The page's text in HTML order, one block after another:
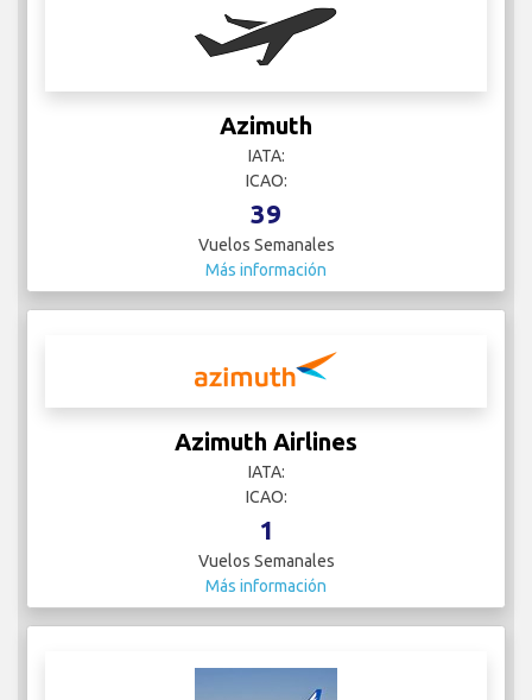
Azimuth
IATA:
ICAO:
39
Vuelos Semanales
Más información
Azimuth Airlines
IATA:
ICAO:
1
Vuelos Semanales
Más información